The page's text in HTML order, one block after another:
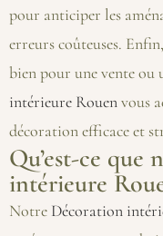
pour anticiper les
erreurs coûteuses.
bien pour une vente
intérieure Rouenvous
décoration efficace et
Qu’est-ce
intérieure
Notre Décoration